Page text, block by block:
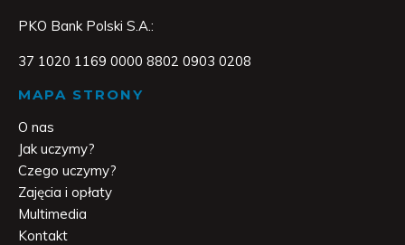
PKO Bank Polski S.A.:
37 1020 1169 0000 8802 0903 0208
MAPA STRONY
O nas
Jak uczymy?
Czego uczymy?
Zajęcia i opłaty
Multimedia
Kontakt